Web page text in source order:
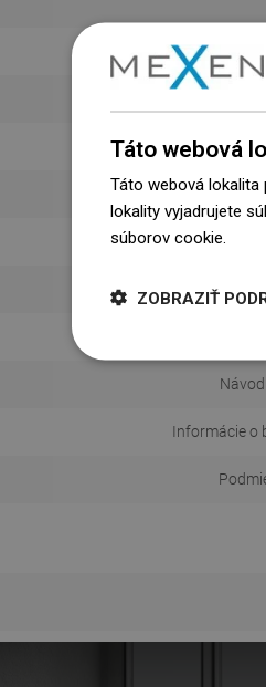
Informácie o
Táto webová
Táto webová lokalita
lokality vyjadrujete
súborov cookie.
ZOBRAZIŤ